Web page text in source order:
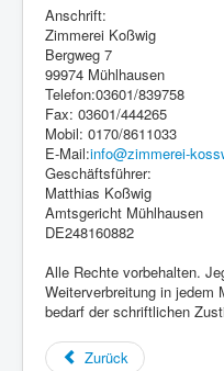
Anschrift:
Zimmerei Koßwig
Bergweg 7
99974 Mühlhausen
Telefon:03601/839758
Fax: 03601/444265
Mobil: 0170/8611033
E-Mail:info@zimmerei-
Geschäftsführer:
Matthias Koßwig
Amtsgericht Mühlhausen
DE248160882
Alle Rechte vorbehalten.
Weiterverbreitung in jedem
bedarf der schriftlichen
Zurück